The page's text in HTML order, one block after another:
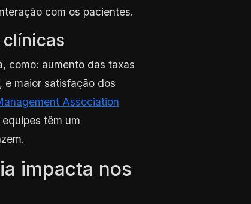
com os pacientes.
clínicas
como: aumento das taxas
e maior satisfação dos
Association
têm um
impacta nos